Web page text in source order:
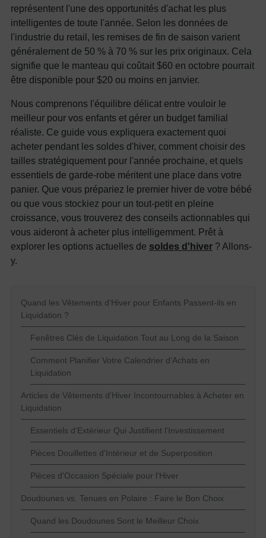
représentent l'une des opportunités d'achat les plus
intelligentes de toute l'année. Selon les données de
l'industrie du retail, les remises de fin de saison varient
généralement de 50 % à 70 % sur les prix originaux. Cela
signifie que le manteau qui coûtait $60 en octobre pourrait
être disponible pour $20 ou moins en janvier.
Nous comprenons l'équilibre délicat entre vouloir le
meilleur pour vos enfants et gérer un budget familial
réaliste. Ce guide vous expliquera exactement quoi
acheter pendant les soldes d'hiver, comment choisir des
tailles stratégiquement pour l'année prochaine, et quels
essentiels de garde-robe méritent une place dans votre
panier. Que vous prépariez le premier hiver de votre bébé
ou que vous stockiez pour un tout-petit en pleine
croissance, vous trouverez des conseils actionnables qui
vous aideront à acheter plus intelligemment. Prêt à
explorer les options actuelles de soldes d'hiver ? Allons-
y.
Quand les Vêtements d'Hiver pour Enfants Passent-ils en
Liquidation ?
Fenêtres Clés de Liquidation Tout au Long de la Saison
Comment Planifier Votre Calendrier d'Achats en
Liquidation
Articles de Vêtements d'Hiver Incontournables à Acheter en
Liquidation
Essentiels d'Extérieur Qui Justifient l'Investissement
Pièces Douillettes d'Intérieur et de Superposition
Pièces d'Occasion Spéciale pour l'Hiver
Doudounes vs. Tenues en Polaire : Faire le Bon Choix
Quand les Doudounes Sont le Meilleur Choix